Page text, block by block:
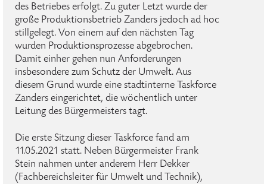
des Betriebes erfolgt. Zu guter Letzt wurde der
große Produktionsbetrieb Zanders jedoch ad hoc
stillgelegt. Von einem auf den nächsten Tag
wurden Produktionsprozesse abgebrochen.
Damit einher gehen nun Anforderungen
insbesondere zum Schutz der Umwelt. Aus
diesem Grund wurde eine stadtinterne Taskforce
Zanders eingerichtet, die wöchentlich unter
Leitung des Bürgermeisters tagt.
Die erste Sitzung dieser Taskforce fand am
11.05.2021 statt. Neben Bürgermeister Frank
Stein nahmen unter anderem Herr Dekker
(Fachbereichsleiter für Umwelt und Technik),